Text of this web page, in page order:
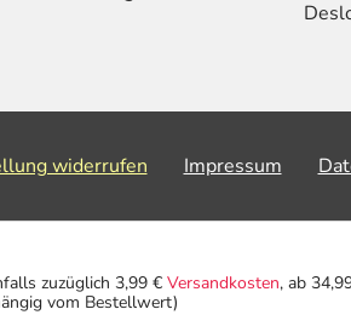
widerrufen Impressum
zuzüglich 3,99 € Versandkosten, ab
vom Bestellwert)